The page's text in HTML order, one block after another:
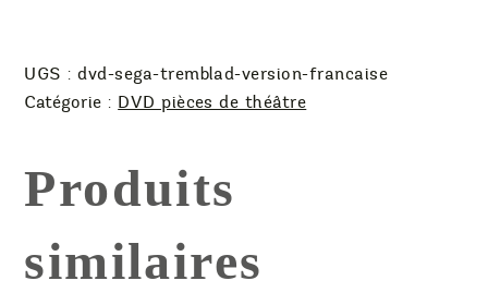
UGS :dvd-sega-tremblad-version-francaise
Catégorie : DVD pièces de théâtre
Produits
similaires